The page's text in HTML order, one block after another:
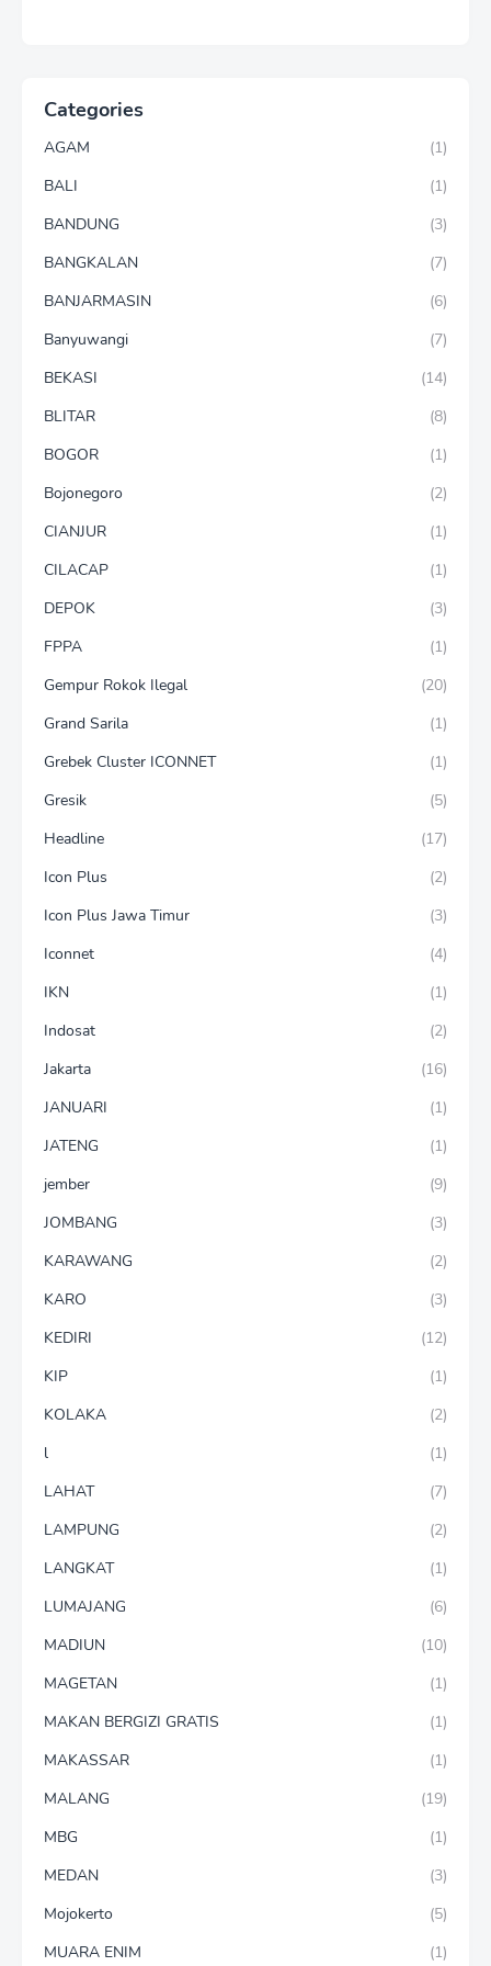
Categories
AGAM
(1)
BALI
(1)
BANDUNG
(3)
BANGKALAN
(7)
BANJARMASIN
(6)
Banyuwangi
(7)
BEKASI
(14)
BLITAR
(8)
BOGOR
(1)
Bojonegoro
(2)
CIANJUR
(1)
CILACAP
(1)
DEPOK
(3)
FPPA
(1)
Gempur Rokok Ilegal
(20)
Grand Sarila
(1)
Grebek Cluster ICONNET
(1)
Gresik
(5)
Headline
(17)
Icon Plus
(2)
Icon Plus Jawa Timur
(3)
Iconnet
(4)
IKN
(1)
Indosat
(2)
Jakarta
(16)
JANUARI
(1)
JATENG
(1)
jember
(9)
JOMBANG
(3)
KARAWANG
(2)
KARO
(3)
KEDIRI
(12)
KIP
(1)
KOLAKA
(2)
l
(1)
LAHAT
(7)
LAMPUNG
(2)
LANGKAT
(1)
LUMAJANG
(6)
MADIUN
(10)
MAGETAN
(1)
MAKAN BERGIZI GRATIS
(1)
MAKASSAR
(1)
MALANG
(19)
MBG
(1)
MEDAN
(3)
Mojokerto
(5)
MUARA ENIM
(1)